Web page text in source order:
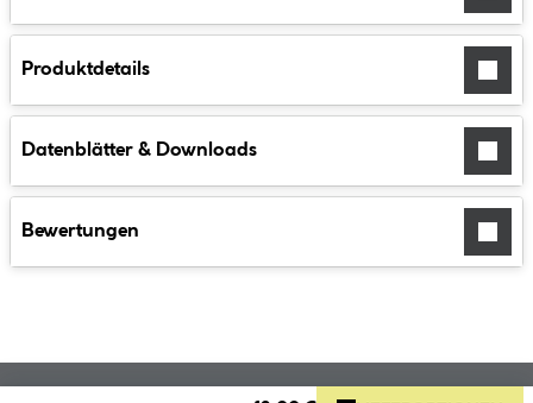
Produktdetails
Datenblätter & Downloads
Bewertungen